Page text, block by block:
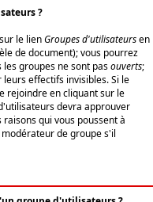
?
le lienGroupes d'utilisateursen
de document); vous pourrez
les groupes ne sont pasouverts;
effectifs invisibles. Si le
rejoindre en cliquant sur le
devra approuver
qui vous poussent à
de groupe s'il